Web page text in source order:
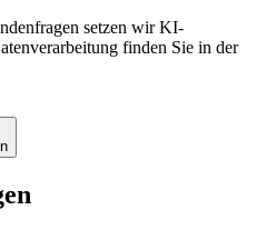
setzen wir KI-
finden Sie in der